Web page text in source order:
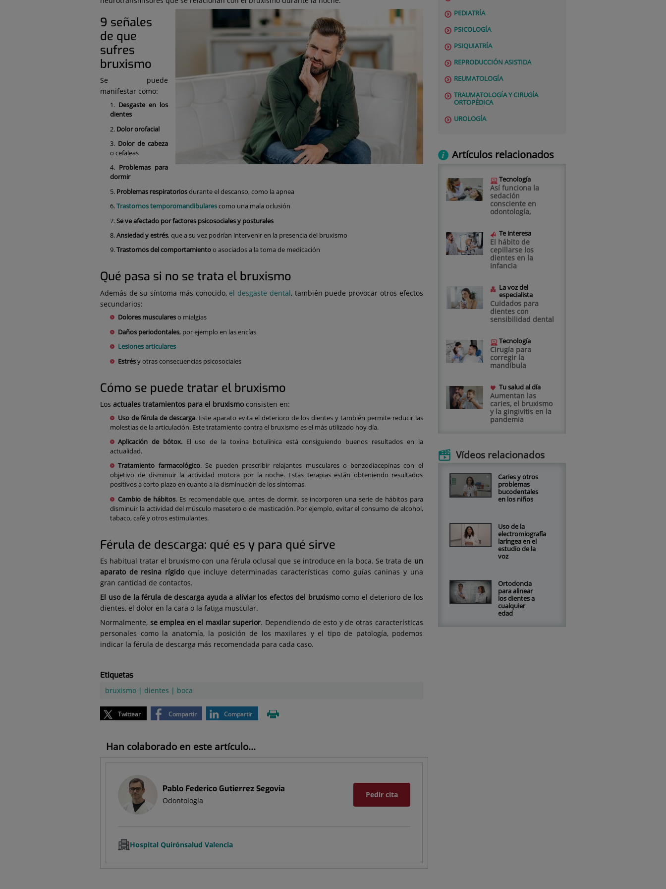
9 señales
de que
sufres
bruxismo
Se puede
manifestar como:
Desgaste en los
dientes
Dolor orofacial
Dolor de cabeza
o cefaleas
Problemas para
dormir
Problemas respiratoriosdurante el descanso, como la apnea
Trastornos temporomandibularescomo una mala oclusión
Se ve afectado por factores psicosociales y posturales
Ansiedad y estrés, que a su vez podrían intervenir en la presencia del bruxismo
Trastornos del comportamientoo asociados a la toma de medicación
Qué pasa si no se trata el bruxismo
Además de su síntoma más conocido, el desgaste dental, también puede provocar otros efectos
secundarios:
Dolores musculareso mialgias
Daños periodontales, por ejemplo en las encías
Lesiones articulares
Estrésy otras consecuencias psicosociales
Cómo se puede tratar el bruxismo
Los actuales tratamientos para el bruxismoconsisten en:
Uso de férula de descarga. Este aparato evita el deterioro de los dientes y también permite reducir las
molestias de la articulación. Este tratamiento contra el bruxismo es el más utilizado hoy día.
Aplicación de bótox.El uso de la toxina botulínica está consiguiendo buenos resultados en la
actualidad.
Tratamiento farmacológico. Se pueden prescribir relajantes musculares o benzodiacepinas con el
objetivo de disminuir la actividad motora por la noche. Estas terapias están obteniendo resultados
positivos a corto plazo en cuanto a la disminución de los síntomas.
Cambio de hábitos. Es recomendable que, antes de dormir, se incorporen una serie de hábitos para
disminuir la actividad del músculo masetero o de masticación. Por ejemplo, evitar el consumo de alcohol,
tabaco, café y otros estimulantes.
Férula de descarga: qué es y para qué sirve
Es habitual tratar el bruxismo con una férula oclusal que se introduce en la boca. Se trata de un
aparato de resina rígidoque incluye determinadas características como guías caninas y una
gran cantidad de contactos.
El uso de la férula de descarga ayuda a aliviar los efectos del bruxismocomo el deterioro de los
dientes, el dolor en la cara o la fatiga muscular.
Normalmente, se emplea en el maxilar superior. Dependiendo de esto y de otras características
personales como la anatomía, la posición de los maxilares y el tipo de patología, podemos
indicar la férula de descarga más recomendada para cada caso.
Etiquetas
bruxismo | dientes | boca
Twittear Compartir Compartir
Han colaborado en este artículo...
Pablo Federico Gutierrez Segovia
Odontología
Pedir cita
Hospital Quirónsalud Valencia
PEDIATRÍA
PSICOLOGÍA
PSIQUIATRÍA
REPRODUCCIÓN ASISTIDA
REUMATOLOGÍA
TRAUMATOLOGÍA Y CIRUGÍA
ORTOPÉDICA
UROLOGÍA
Artículos relacionados
Tecnología
Así funciona la
sedación
consciente en
odontología,
Te interesa
El hábito de
cepillarse los
dientes en la
infancia
La voz del
especialista
Cuidados para
dientes con
sensibilidad dental
Tecnología
Cirugía para
corregir la
mandíbula
Tu salud al día
Aumentan las
caries, el bruxismo
y la gingivitis en la
pandemia
Vídeos relacionados
Caries y otros
problemas
bucodentales
en los niños
Uso de la
electromiografía
laríngea en el
estudio de la
voz
Ortodoncia
para alinear
los dientes a
cualquier
edad